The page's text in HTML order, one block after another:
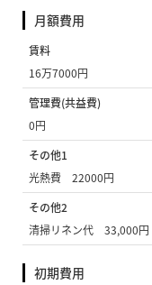
月額費用
賃料
16万7000円
管理費(共益費)
0円
その他1
光熱費 22000円
その他2
清掃リネン代 33,000円
初期費用